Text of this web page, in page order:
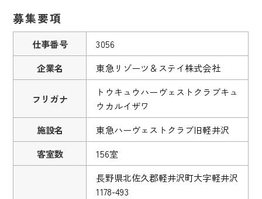
募集要項
仕事番号
3056
企業名
東急リゾーツ＆ステイ株式会社
フリガナ
トウキュウハーヴェストクラブキュ
ウカルイザワ
施設名
東急ハーヴェストクラブ旧軽井沢
客室数
156室
長野県北佐久郡軽井沢町大字軽井沢
1178-493